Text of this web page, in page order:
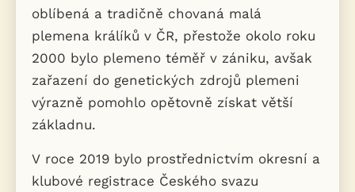
oblíbená a tradičně chovaná malá
plemena králíků v ČR, přestože okolo roku
2000 bylo plemeno téměř v zániku, avšak
zařazení do genetických zdrojů plemeni
výrazně pomohlo opětovně získat větší
základnu.
V roce 2019 bylo prostřednictvím okresní a
klubové registrace Českého svazu